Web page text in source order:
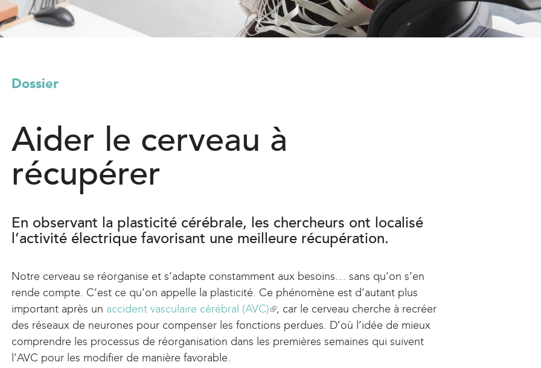
l
)
Dossier
Aider le cerveau à
récupérer
En observant la plasticité cérébrale, les chercheurs ont localisé
l’activité électrique favorisant une meilleure récupération.
Notre cerveau se réorganise et s’adapte constamment aux besoins… sans qu’on s’en
rende compte. C’est ce qu’on appelle la plasticité. Ce phénomène est d’autant plus
important après un accident vasculaire cérébral (AVC)(
l
, car le cerveau cherche à recréer
des réseaux de neurones pour compenser les fonctions perdues. D’où l’idée de mieux
comprendre les processus de réorganisation dans les premières semaines qui suivent
l’AVC pour les modifier de manière favorable.